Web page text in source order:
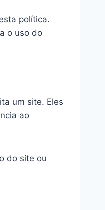
política.
o uso do
um site. Eles
ao
do site ou